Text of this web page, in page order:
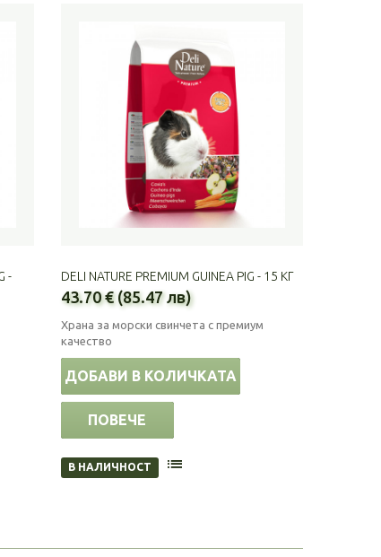
-
DELI NATURE PREMIUM GUINEA PIG - 15 КГ
43.70 € (85.47 лв)
Храна за морски свинчета с премиум
качество
ДОБАВИ В КОЛИЧКАТА
ПОВЕЧЕ
В НАЛИЧНОСТ